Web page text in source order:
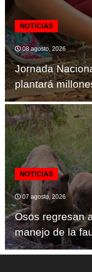
NOTICIAS
08 agosto, 2026
Jornada
plantará
NOTICIAS
07 agosto, 2026
Osos regresan
manejo de la